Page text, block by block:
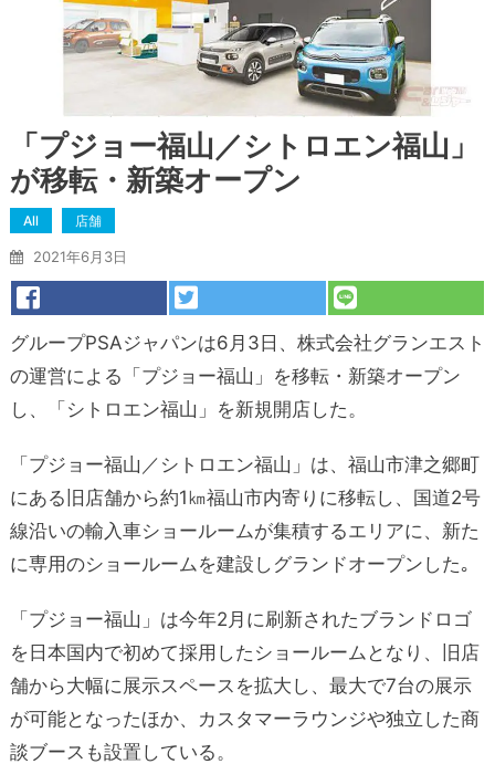
「プジョー福山／シトロエン福山」
が移転・新築オープン
All 店舗
2021年6月3日
グループPSAジャパンは6月3日、株式会社グランエスト
の運営による「プジョー福山」を移転・新築オープン
し、「シトロエン福山」を新規開店した。
「プジョー福山／シトロエン福山」は、福山市津之郷町
にある旧店舗から約1㎞福山市内寄りに移転し、国道2号
線沿いの輸入車ショールームが集積するエリアに、新た
に専用のショールームを建設しグランドオープンした｡
「プジョー福山」は今年2月に刷新されたブランドロゴ
を日本国内で初めて採用したショールームとなり、旧店
舗から大幅に展示スペースを拡大し、最大で7台の展示
が可能となったほか、カスタマーラウンジや独立した商
談ブースも設置している。